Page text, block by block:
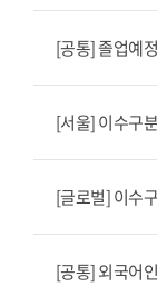
[서울] 이수구
[글로벌] 이수
[공통] 외국어